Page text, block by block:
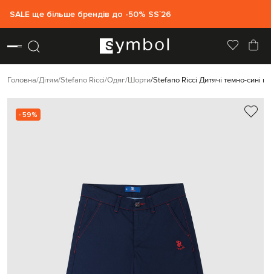
SALE ще більше брендів до -50% SS`26
Головна Дітям Stefano Ricci Одяг Шорти Stefano Ricci Дитячі темно-сині
- 59%